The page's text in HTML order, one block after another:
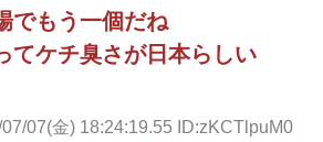
でもう一個だね
てケチ臭さが日本らしい
07(金) 18:24:19.55 ID:zKCTlpuM0